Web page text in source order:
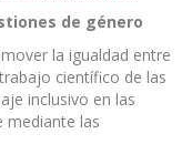
de género
la igualdad entre
científico de las
inclusivo en las
mediante las